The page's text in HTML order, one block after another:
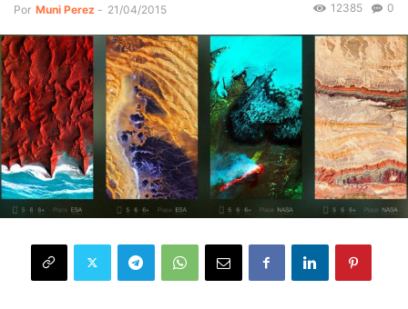
Por Muni Perez - 21/04/2015 0
12385